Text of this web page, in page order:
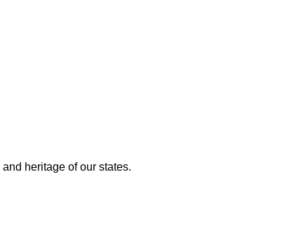
heritage of our states.